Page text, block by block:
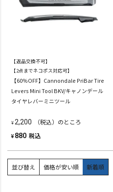
【返品交換不可】
【2点までネコポス対応可】
【60％OFF】Cannondale PriBar Tire
Levers Mini Tool BKV/キャノンデール
タイヤレバーミニツール
¥2,200 （税込）のところ
¥ 880 税込
並び替え 価格が安い順 新着順